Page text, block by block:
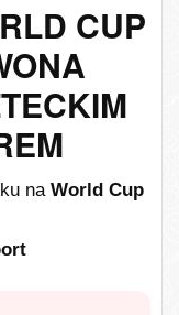
CUP
na World Cup